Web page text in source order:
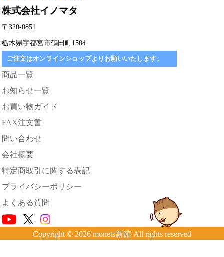
株式会社イノマタ
〒320-0851
栃木県宇都宮市鶴田町1504
ご注文はオンラインショップよりお願いいたします。
商品一覧
お知らせ一覧
お買い物ガイド
FAX注文書
問い合わせ
会社概要
特定商取引に関する表記
プライバシーポリシー
よくある質問
Copyright © 2026 monets新館 All rights reserved